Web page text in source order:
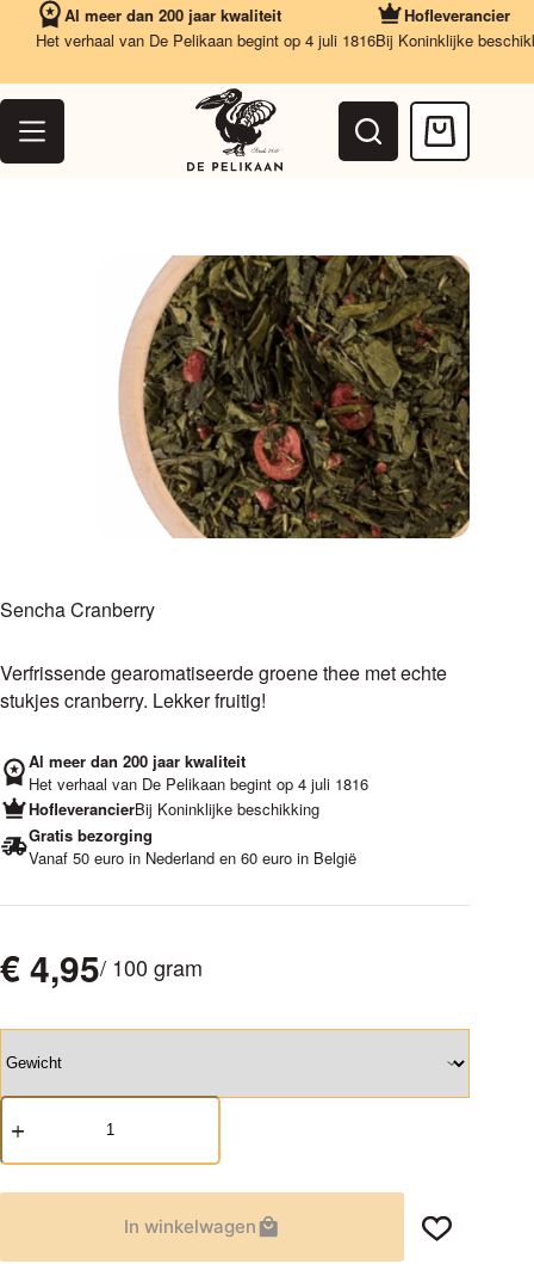
inhoud
Al meer dan 200 jaar kwaliteit
Het verhaal van De Pelikaan begint op 4 juli 1816
Hofleverancier
Bij Koninklijke
Sencha Cranberry
Verfrissende gearomatiseerde groene thee met echte
stukjes cranberry. Lekker fruitig!
Al meer dan 200 jaar kwaliteit
Het verhaal van De Pelikaan begint op 4 juli 1816
HofleverancierBij Koninklijke beschikking
Gratis bezorging
Vanaf 50 euro in Nederland en 60 euro in België
€4,95/ 100 gram
Sencha
Cranberry
aantal
In winkelwagen